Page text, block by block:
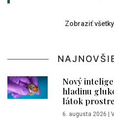
Zobraziť
Nový
hladinu
látok
6. augusta 2026 |